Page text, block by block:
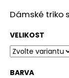
Dámské triko
VELIKOST
BARVA
D
o
p
o